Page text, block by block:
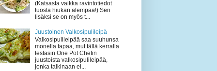
(Katsasta vaikka ravintotiedot
tuosta hiukan alempaa!) Sen
lisäksi se on myös t...
Juustoinen Valkosipulileipä
Valkosipulileipää saa suuhunsa
monella tapaa, mut tällä kerralla
testasin One Pot Chefin
juustoista valkosipulileipää,
jonka taikinaan ei...